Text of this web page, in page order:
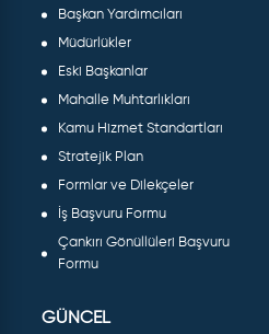
Başkan Yardımcıları
Müdürlükler
Eski Başkanlar
Mahalle Muhtarlıkları
Kamu Hizmet Standartları
Stratejik Plan
Formlar ve Dilekçeler
İş Başvuru Formu
Çankırı Gönüllüleri Başvuru
Formu
GÜNCEL